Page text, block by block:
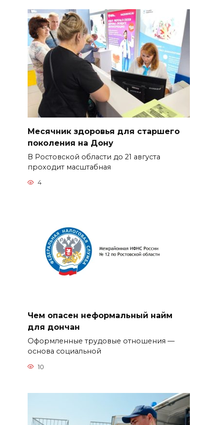
Месячник здоровья для старшего
поколения на Дону
В Ростовской области до 21 августа
проходит масштабная
4
Чем опасен неформальный найм
для дончан
Оформленные трудовые отношения —
основа социальной
10